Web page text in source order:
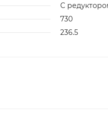
С
730
236.5